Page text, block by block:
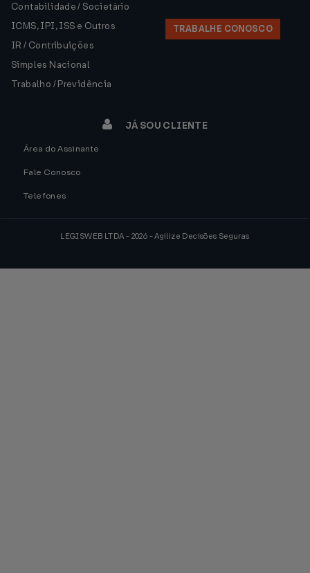
Contabilidade / Societário
ICMS, IPI, ISS e Outros
IR / Contribuições
Simples Nacional
Trabalho / Previdência
TRABALHE CONOSCO
JÁ SOU CLIENTE
Área do Assinante
Fale Conosco
Telefones
LEGISWEB LTDA - 2026 - Agilize Decisões Seguras